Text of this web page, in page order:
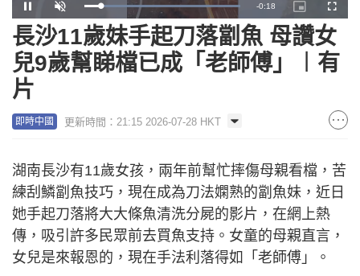
Pause Unmute Loaded:
100.00%
Remaining
Time
-0:17
Picture-
in-
Picture
長沙11歲妹手起刀落劏魚 母讚女
兒9歲幫睇檔已成「老師傅」︱有
片
即時中國 更新時間：21:15 2026-07-28 HKT
湖南長沙有11歲女孩，兩年前幫忙摔傷母親看檔，苦
練刮鱗劏魚技巧，現在成為刀法嫻熟的劏魚妹，近日
她手起刀落將大大條魚清洗分屍的影片，在網上熱
傳，吸引許多民眾前去買魚支持。女童的母親直言，
女兒是來報恩的，現在手法利落得如「老師傅」。